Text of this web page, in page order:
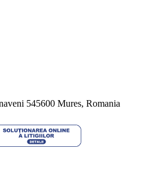
545600 Mures, Romania